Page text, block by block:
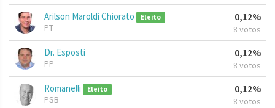
Arilson Maroldi Chiorato Eleito
PT
0,12%
8 votos
Dr. Esposti
PP
0,12%
8 votos
Romanelli Eleito
PSB
0,12%
8 votos